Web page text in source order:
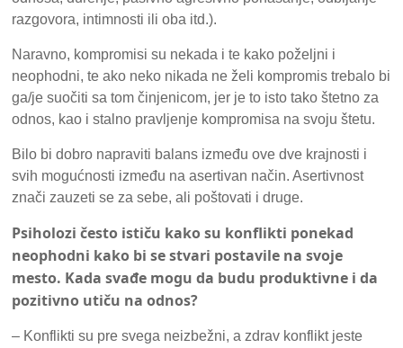
razgovora, intimnosti ili oba itd.).
Naravno, kompromisi su nekada i te kako poželjni i
neophodni, te ako neko nikada ne želi kompromis trebalo bi
ga/je suočiti sa tom činjenicom, jer je to isto tako štetno za
odnos, kao i stalno pravljenje kompromisa na svoju štetu.
Bilo bi dobro napraviti balans između ove dve krajnosti i
svih mogućnosti između na asertivan način. Asertivnost
znači zauzeti se za sebe, ali poštovati i druge.
Psiholozi često ističu kako su konflikti ponekad
neophodni kako bi se stvari postavile na svoje
mesto. Kada svađe mogu da budu produktivne i da
pozitivno utiču na odnos?
– Konflikti su pre svega neizbežni, a zdrav konflikt jeste